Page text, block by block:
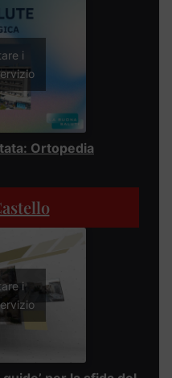
i
Ortopedia
i